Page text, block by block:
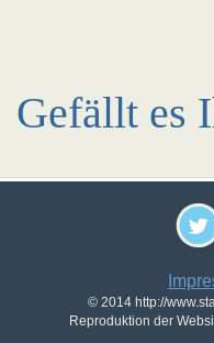
Gefällt es
© 2014 http://
Reproduktion der